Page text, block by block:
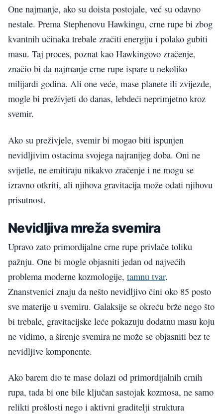
One najmanje, ako su doista postojale, već su odavno
nestale. Prema Stephenovu Hawkingu, crne rupe bi zbog
kvantnih učinaka trebale zračiti energiju i polako gubiti
masu. Taj proces, poznat kao Hawkingovo zračenje,
značio bi da najmanje crne rupe ispare u nekoliko
milijardi godina. Ali one veće, mase planete ili zvijezde,
mogle bi preživjeti do danas, lebdeći neprimjetno kroz
svemir.
Ako su preživjele, svemir bi mogao biti ispunjen
nevidljivim ostacima svojega najranijeg doba. Oni ne
svijetle, ne emitiraju nikakvo zračenje i ne mogu se
izravno otkriti, ali njihova gravitacija može odati njihovu
prisutnost.
Nevidljiva mreža svemira
Upravo zato primordijalne crne rupe privlače toliku
pažnju. One bi mogle objasniti jedan od najvećih
problema moderne kozmologije, tamnu tvar.
Znanstvenici znaju da nešto nevidljivo čini oko 85 posto
sve materije u svemiru. Galaksije se okreću brže nego što
bi trebale, gravitacijske leće pokazuju dodatnu masu koju
ne vidimo, a širenje svemira ne može se objasniti bez te
nevidljive komponente.
Ako barem dio te mase dolazi od primordijalnih crnih
rupa, tada bi one bile ključan sastojak kozmosa, ne samo
relikti prošlosti nego i aktivni graditelji struktura